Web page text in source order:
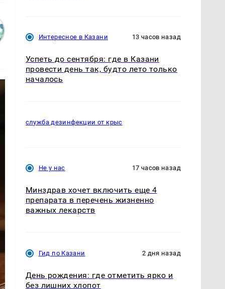
Интересное в Казани 13 часов назад
Успеть до сентября: где в Казани
провести день так, будто лето только
началось
служба дезинфекции от крыс
Не у нас 17 часов назад
Минздрав хочет включить еще 4
препарата в перечень жизненно
важных лекарств
Гид по Казани 2 дня назад
День рождения: где отметить ярко и
без лишних хлопот